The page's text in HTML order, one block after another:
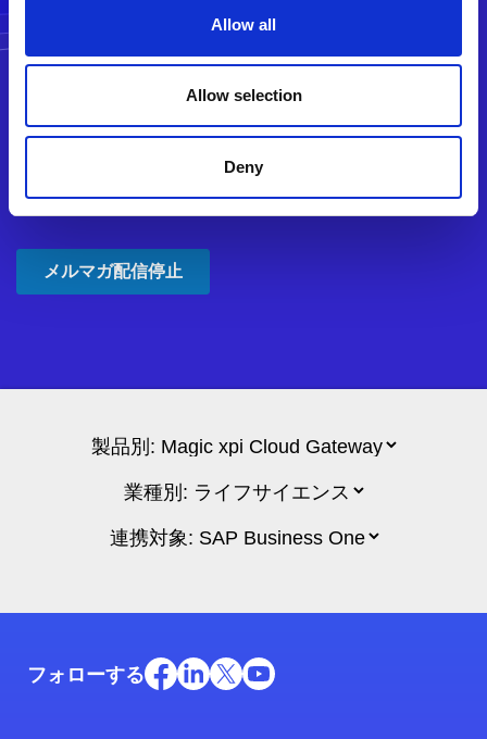
Allow all
Allow selection
Deny
フォローする